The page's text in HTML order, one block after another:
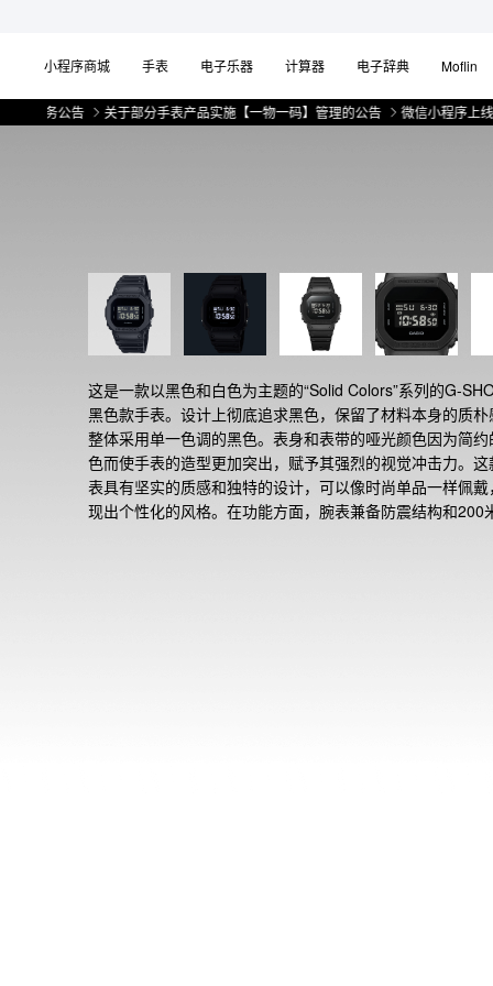
小程序商城 手表 电子乐器 计算器 电子辞典 Moflin
关于部分手表产品实施【一物一码】管理的公告 微信小程序上线售后服
这是一款以黑色和白色为主题的“Solid Colors”系列的G-
黑色款手表。设计上彻底追求黑色，保留了材料本身的质朴
整体采用单一色调的黑色。表身和表带的哑光颜色因为简约
色而使手表的造型更加突出，赋予其强烈的视觉冲击力。这
表具有坚实的质感和独特的设计，可以像时尚单品一样佩戴
现出个性化的风格。在功能方面，腕表兼备防震结构和200